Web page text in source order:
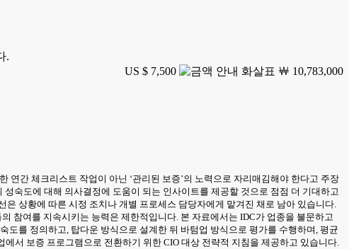
.
US $ 7,500
￦ 10,783,000
연간 체크리스트 작업이 아닌 ‘관리된 보증’의 노력으로 자리매김해야 한다고 주장
숙도에 대해 의사결정에 도움이 되는 인사이트를 제공할 것으로 점점 더 기대하고
상황에 따른 시정 조치나 개별 프로세스 담당자에게 맡겨진 채로 남아 있습니다.
참여를 지속시키는 능력은 제한적입니다. 본 자료에서는 IDC가 업종을 불문하고
를 정의하고, 탑다운 방식으로 설계한 뒤 바텀업 방식으로 평가를 수행하며, 평균
서 보증 프로그램으로 전환하기 위한 CIO 대상 전략적 지침을 제공하고 있습니다.